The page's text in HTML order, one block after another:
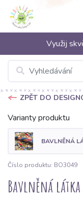
Využij
ZPĚT DO
Varianty produktu
BAVLNĚNÁ
Číslo produktu: BO3049
Bavlněná